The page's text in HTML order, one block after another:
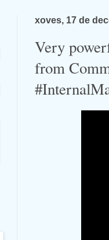
xoves, 17 de
Very
from